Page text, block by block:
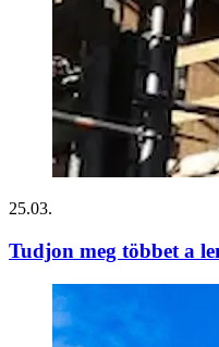
25.03.
Tudjon meg többet a